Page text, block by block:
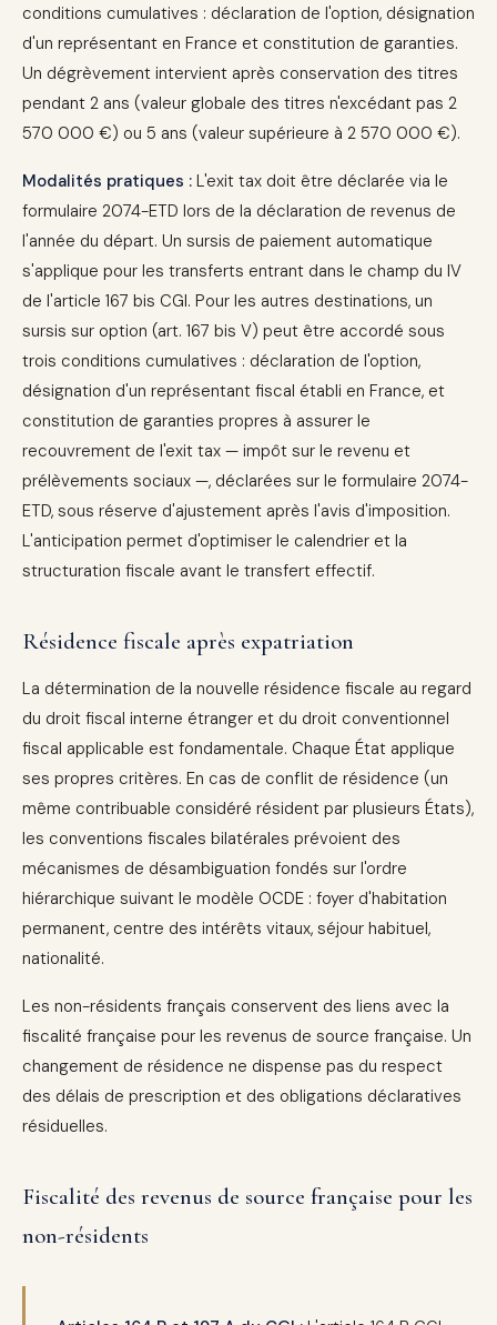
conditions cumulatives : déclaration de l'option, désignation
d'un représentant en France et constitution de garanties.
Un dégrèvement intervient après conservation des titres
pendant 2 ans (valeur globale des titres n'excédant pas 2
570 000 €) ou 5 ans (valeur supérieure à 2 570 000 €).
Modalités pratiques : L'exit tax doit être déclarée via le
formulaire 2074-ETD lors de la déclaration de revenus de
l'année du départ. Un sursis de paiement automatique
s'applique pour les transferts entrant dans le champ du IV
de l'article 167 bis CGI. Pour les autres destinations, un
sursis sur option (art. 167 bis V) peut être accordé sous
trois conditions cumulatives : déclaration de l'option,
désignation d'un représentant fiscal établi en France, et
constitution de garanties propres à assurer le
recouvrement de l'exit tax — impôt sur le revenu et
prélèvements sociaux —, déclarées sur le formulaire 2074-
ETD, sous réserve d'ajustement après l'avis d'imposition.
L'anticipation permet d'optimiser le calendrier et la
structuration fiscale avant le transfert effectif.
Résidence fiscale après expatriation
La détermination de la nouvelle résidence fiscale au regard
du droit fiscal interne étranger et du droit conventionnel
fiscal applicable est fondamentale. Chaque État applique
ses propres critères. En cas de conflit de résidence (un
même contribuable considéré résident par plusieurs États),
les conventions fiscales bilatérales prévoient des
mécanismes de désambiguation fondés sur l'ordre
hiérarchique suivant le modèle OCDE : foyer d'habitation
permanent, centre des intérêts vitaux, séjour habituel,
nationalité.
Les non-résidents français conservent des liens avec la
fiscalité française pour les revenus de source française. Un
changement de résidence ne dispense pas du respect
des délais de prescription et des obligations déclaratives
résiduelles.
Fiscalité des revenus de source française pour les
non-résidents